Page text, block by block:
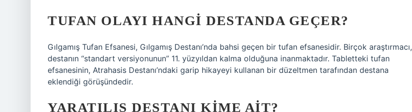
TUFAN OLAYI HANGI DESTANDA GEÇER?
Gılgamış Tufan Efsanesi, Gılgamış Destanı’nda bahsi geçen bir tufan efsanesidir. Birçok araştırmacı,
destanın “standart versiyonunun” 11. yüzyıldan kalma olduğuna inanmaktadır. Tabletteki tufan
efsanesinin, Atrahasis Destanı’ndaki garip hikayeyi kullanan bir düzeltmen tarafından destana
eklendiği görüşündedir.
YARATILIŞ DESTANI KIME AIT?